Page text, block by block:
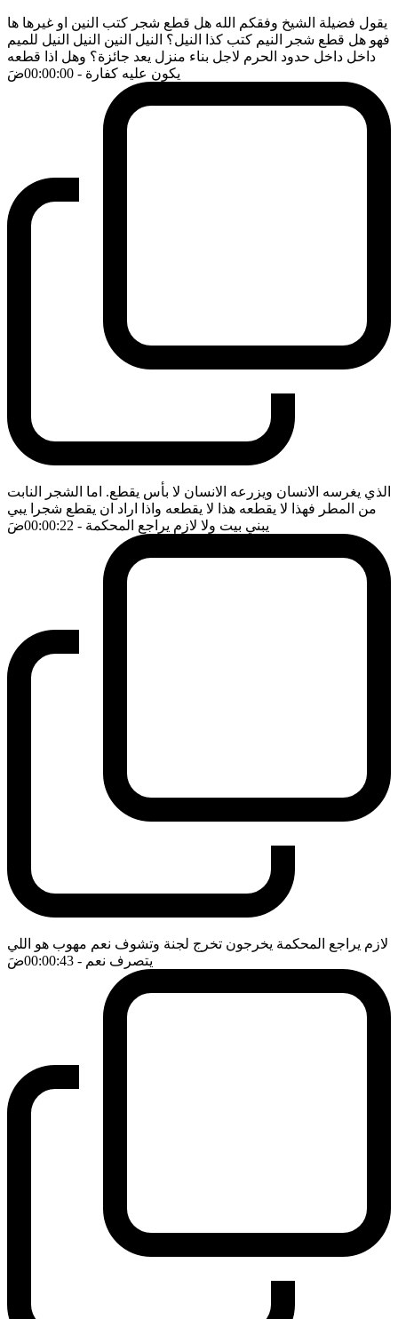
يقول فضيلة الشيخ وفقكم الله هل قطع شجر كتب النين او غيرها ها
فهو هل قطع شجر النيم كتب كذا النيل؟ النيل النين النيل النيل للميم
داخل داخل حدود الحرم لاجل بناء منزل يعد جائزة؟ وهل اذا قطعه
يكون عليه كفارة - 00:00:00 ضَ
الذي يغرسه الانسان ويزرعه الانسان لا بأس يقطع. اما الشجر النابت
من المطر فهذا لا يقطعه هذا لا يقطعه واذا اراد ان يقطع شجرا يبي
يبني بيت ولا لازم يراجع المحكمة - 00:00:22 ضَ
لازم يراجع المحكمة يخرجون تخرج لجنة وتشوف نعم مهوب هو اللي
يتصرف نعم - 00:00:43 ضَ